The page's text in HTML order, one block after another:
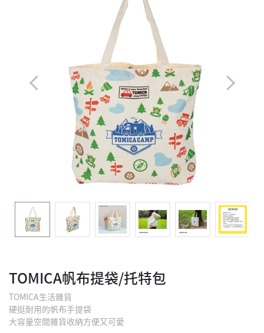
TOMICA帆布提袋/托特包
TOMICA生活雜貨
硬挺耐用的帆布手提袋
大容量空間雜貨收納方便又可愛